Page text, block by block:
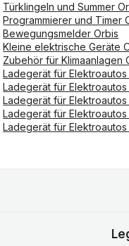
Türklingeln und Summer
Programmierer und Timer
Bewegungsmelder Orbis
Kleine elektrische Geräte
Zubehör für Klimaanlagen
Ladegerät für Elektroautos
Ladegerät für Elektroautos
Ladegerät für
Ladegerät für Elektroautos
Ladegerät für Elektroautos